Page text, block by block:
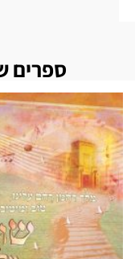
ספרים